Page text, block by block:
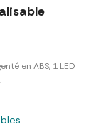
en ABS, 1 LED